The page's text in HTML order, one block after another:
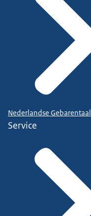
Nederlandse Gebarentaal
Service